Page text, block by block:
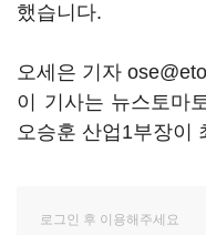
했습니다.
오세은 기자
이 기사는 뉴스토마
오승훈 산업1부장이